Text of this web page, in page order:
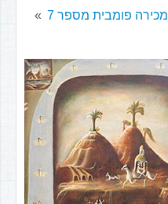
מכירה פומבית מספר 7